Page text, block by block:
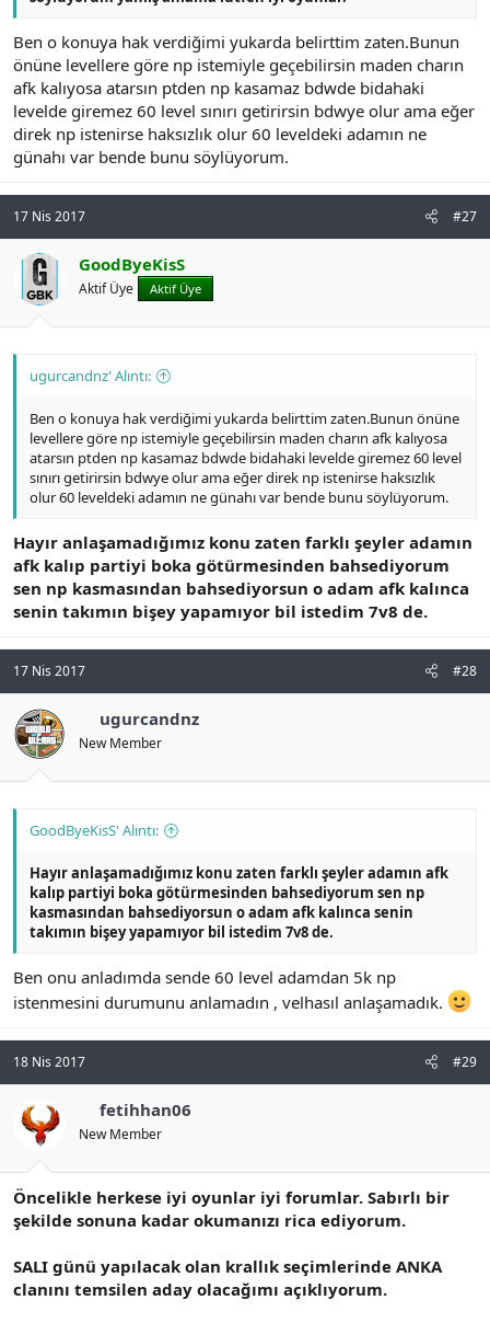
Ben o konuya hak verdiğimi yukarda belirttim zaten.Bunun
önüne levellere göre np istemiyle geçebilirsin maden charın
afk kalıyosa atarsın ptden np kasamaz bdwde bidahaki
levelde giremez 60 level sınırı getirirsin bdwye olur ama eğer
direk np istenirse haksızlık olur 60 leveldeki adamın ne
günahı var bende bunu söylüyorum.
17 Nis 2017 #27
GoodByeKisS
Aktif Üye Aktif Üye
ugurcandnz' Alıntı:
Ben o konuya hak verdiğimi yukarda belirttim zaten.Bunun önüne
levellere göre np istemiyle geçebilirsin maden charın afk kalıyosa
atarsın ptden np kasamaz bdwde bidahaki levelde giremez 60 level
sınırı getirirsin bdwye olur ama eğer direk np istenirse haksızlık
olur 60 leveldeki adamın ne günahı var bende bunu söylüyorum.
Hayır anlaşamadığımız konu zaten farklı şeyler adamın
afk kalıp partiyi boka götürmesinden bahsediyorum
sen np kasmasından bahsediyorsun o adam afk kalınca
senin takımın bişey yapamıyor bil istedim 7v8 de.
17 Nis 2017 #28
ugurcandnz
New Member
GoodByeKisS' Alıntı:
Hayır anlaşamadığımız konu zaten farklı şeyler adamın afk
kalıp partiyi boka götürmesinden bahsediyorum sen np
kasmasından bahsediyorsun o adam afk kalınca senin
takımın bişey yapamıyor bil istedim 7v8 de.
Ben onu anladımda sende 60 level adamdan 5k np
istenmesini durumunu anlamadın , velhasıl anlaşamadık.
18 Nis 2017 #29
fetihhan06
New Member
Öncelikle herkese iyi oyunlar iyi forumlar. Sabırlı bir
şekilde sonuna kadar okumanızı rica ediyorum.
SALI günü yapılacak olan krallık seçimlerinde ANKA
clanını temsilen aday olacağımı açıklıyorum.